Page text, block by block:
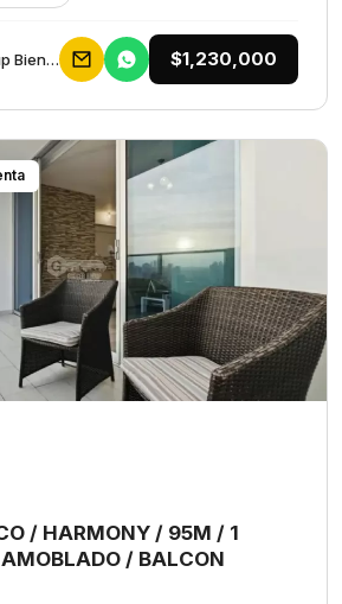
Galceb Group Bienes Raices $1,230,000
/ HARMONY / 95M / 1
/ BALCON